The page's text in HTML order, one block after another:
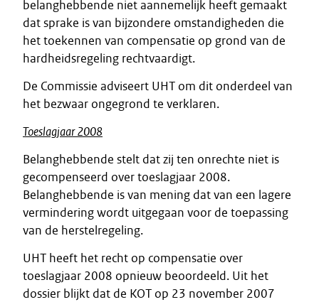
belanghebbende niet aannemelijk heeft gemaakt
dat sprake is van bijzondere omstandigheden die
het toekennen van compensatie op grond van de
hardheidsregeling rechtvaardigt.
De Commissie adviseert UHT om dit onderdeel van
het bezwaar ongegrond te verklaren.
Toeslagjaar 2008
Belanghebbende stelt dat zij ten onrechte niet is
gecompenseerd over toeslagjaar 2008.
Belanghebbende is van mening dat van een lagere
vermindering wordt uitgegaan voor de toepassing
van de herstelregeling.
UHT heeft het recht op compensatie over
toeslagjaar 2008 opnieuw beoordeeld. Uit het
dossier blijkt dat de KOT op 23 november 2007